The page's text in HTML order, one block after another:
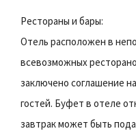
Рестораны и бары:
Отель расположен в
всевозможных
заключено соглашение
гостей. Буфет в отеле
завтрак может быть